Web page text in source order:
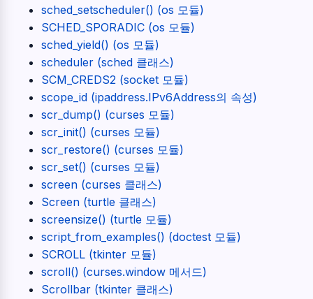
sched_setscheduler() (os 모듈)
SCHED_SPORADIC (os 모듈)
sched_yield() (os 모듈)
scheduler (sched 클래스)
SCM_CREDS2 (socket 모듈)
scope_id (ipaddress.IPv6Address의 속성)
scr_dump() (curses 모듈)
scr_init() (curses 모듈)
scr_restore() (curses 모듈)
scr_set() (curses 모듈)
screen (curses 클래스)
Screen (turtle 클래스)
screensize() (turtle 모듈)
script_from_examples() (doctest 모듈)
SCROLL (tkinter 모듈)
scroll() (curses.window 메서드)
Scrollbar (tkinter 클래스)